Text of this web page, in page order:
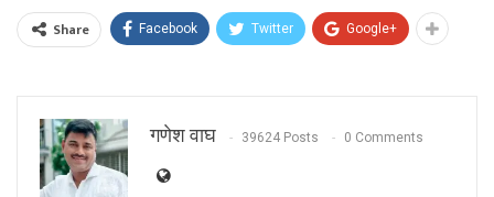
Share Facebook Twitter Google+
गणेश वाघ 39624 Posts 0 Comments